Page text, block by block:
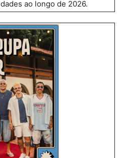
ao longo de 2026.